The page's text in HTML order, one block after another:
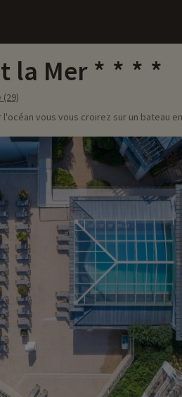
la Mer
vous vous croirez sur un bateau